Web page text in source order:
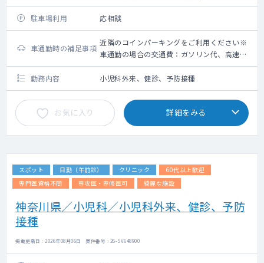
タクシー利用可能
駐車場利用
応相談
車通勤時の補足事項
近隣のコインパーキングをご利用ください※
車通勤の場合の交通費：ガソリン代、高速道
路利用料金（上限5,000円）＋駐車場代（上
限2,000円）
勤務内容 小児科外来、健診、予防接種
お気に入り 詳細をみる
スポット 日勤（午前診） クリニック
60代以上歓迎
専門医資格不問
専攻医・専修医可 綺麗な施設
神奈川県／小児科／小児科外来、健診、予防
接種
掲載更新日 : 2026年08月06日 案件番号 : 26-SV648900